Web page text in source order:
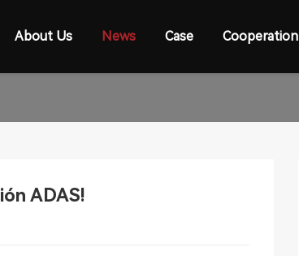
About Us News Case Cooperation
ADAS!